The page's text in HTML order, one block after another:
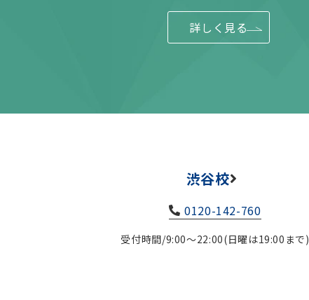
詳しく見る
渋谷校
0120-142-760
受付時間/9:00～22:00(日曜は19:00まで)